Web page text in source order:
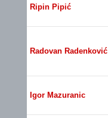
Ripin Pipić
Radovan Radenković
Igor Mazuranic